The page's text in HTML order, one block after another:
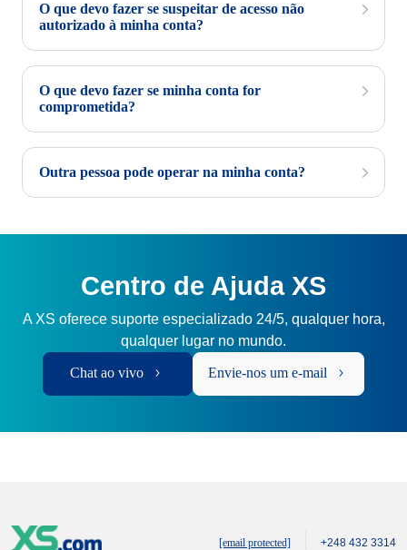
O que devo fazer se suspeitar de acesso não
autorizado à minha conta?
O que devo fazer se minha conta for
comprometida?
Outra pessoa pode operar na minha conta?
Centro de Ajuda XS
A XS oferece suporte especializado 24/5, qualquer hora,
qualquer lugar no mundo.
Chat ao vivo Envie-nos um e-mail
[email protected] +248 432 3314